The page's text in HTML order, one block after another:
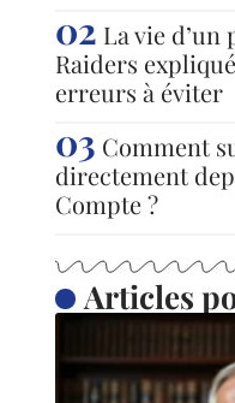
La vie d’un
Raiders
erreurs à éviter
Comment
directement
Compte ?
Articles